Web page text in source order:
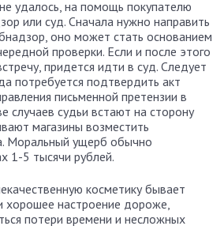
удалось, на помощь покупателю
или суд. Сначала нужно направить
оно может стать основанием
проверки. Если и после этого
придется идти в суд. Следует
потребуется подтвердить акт
письменной претензии в
случаев судьи встают на сторону
магазины возместить
Моральный ущерб обычно
1-5 тысячи рублей.
косметику бывает
хорошее настроение дороже,
потери времени и несложных